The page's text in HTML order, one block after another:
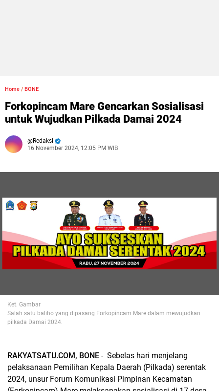
Home / BONE
Forkopincam Mare Gencarkan Sosialisasi
untuk Wujudkan Pilkada Damai 2024
Redaksi
16 November 2024, 12:05 PM WIB
Ket. Gambar
Salah satu baliho yang dipasang Forkopincam Mare dalam mewujudkan
pilkada Damai 2024.
RAKYATSATU.COM, BONE - Sebelas hari menjelang
pelaksanaan Pemilihan Kepala Daerah (Pilkada) serentak
2024, unsur Forum Komunikasi Pimpinan Kecamatan